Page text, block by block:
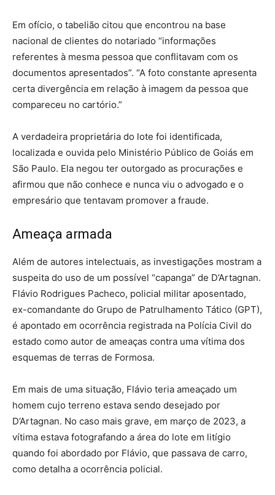
Em ofício, o tabelião citou que encontrou na base
nacional de clientes do notariado “informações
referentes à mesma pessoa que conflitavam com os
documentos apresentados”. “A foto constante apresenta
certa divergência em relação à imagem da pessoa que
compareceu no cartório.”
A verdadeira proprietária do lote foi identificada,
localizada e ouvida pelo Ministério Público de Goiás em
São Paulo. Ela negou ter outorgado as procurações e
afirmou que não conhece e nunca viu o advogado e o
empresário que tentavam promover a fraude.
Ameaça armada
Além de autores intelectuais, as investigações mostram a
suspeita do uso de um possível “capanga” de D’Artagnan.
Flávio Rodrigues Pacheco, policial militar aposentado,
ex-comandante do Grupo de Patrulhamento Tático (GPT),
é apontado em ocorrência registrada na Polícia Civil do
estado como autor de ameaças contra uma vítima dos
esquemas de terras de Formosa.
Em mais de uma situação, Flávio teria ameaçado um
homem cujo terreno estava sendo desejado por
D’Artagnan. No caso mais grave, em março de 2023, a
vítima estava fotografando a área do lote em litígio
quando foi abordado por Flávio, que passava de carro,
como detalha a ocorrência policial.